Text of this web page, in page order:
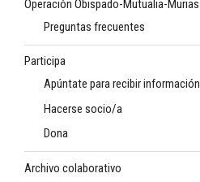
Operación Obispado-Mutualia-Murias
Preguntas frecuentes
Participa
Apúntate para recibir información
Hacerse socio/a
Dona
Archivo colaborativo